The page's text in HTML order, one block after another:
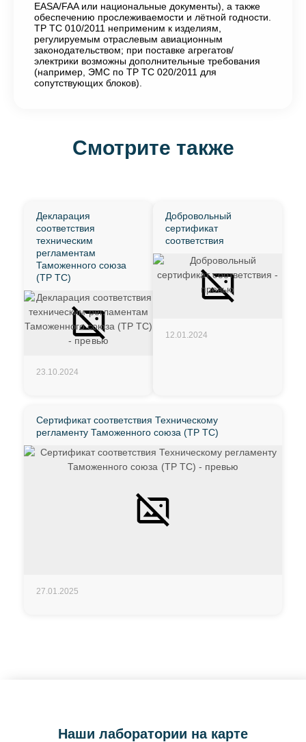
EASA/FAA или национальные документы), а также
обеспечению прослеживаемости и лётной годности.
ТР ТС 010/2011 неприменим к изделиям,
регулируемым отраслевым авиационным
законодательством; при поставке агрегатов/
электрики возможны дополнительные требования
(например, ЭМС по ТР ТС 020/2011 для
сопутствующих блоков).
Смотрите также
Декларация
соответствия
техническим
регламентам
Таможенного союза
(ТР ТС)
23.10.2024
Добровольный
сертификат
соответствия
12.01.2024
Сертификат соответствия Техническому
регламенту Таможенного союза (ТР ТС)
27.01.2025
Наши лаборатории на карте